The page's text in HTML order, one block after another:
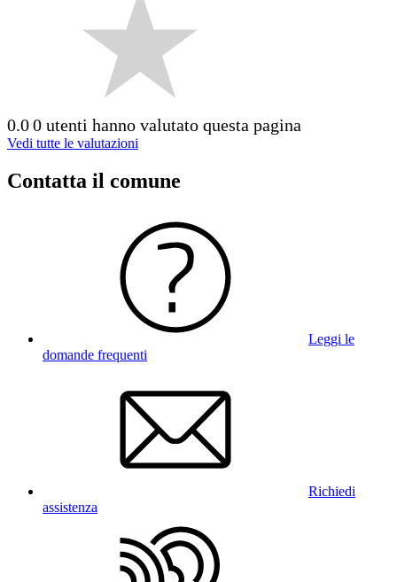
0.00 utenti hanno valutato questa pagina
Vedi tutte le valutazioni
Contatta il comune
Leggi le
domande frequenti
Richiedi
assistenza